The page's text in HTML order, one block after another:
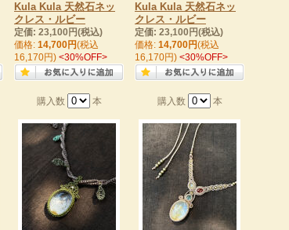
Kula Kula 天然石ネッ
クレス・ルビー
定価: 23,100円(税込)
価格: 14,700円(税込
16,170円) <30%OFF>
購入数 本
Kula Kula 天然石ネッ
クレス・ルビー
定価: 23,100円(税込)
価格: 14,700円(税込
16,170円) <30%OFF>
購入数 本